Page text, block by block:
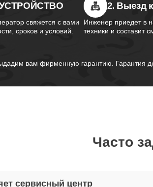
Ремонт южного моста
Thunderobot
Ремонт контроллера
Thunderobot
Настройка Wi-Fi
Ремонт петель
УСТРОЙСТВО
свяжется с вами
сроков и условий.
2. Выезд
Инженер приедет в
техники и составит
вам фирменную гарантию. Гарантия
Часто
сервисный центр